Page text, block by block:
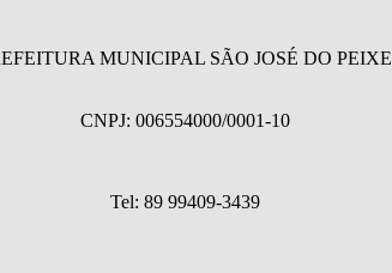
MUNICIPAL SÃO JOSÉ DO PEIXE
CNPJ: 006554000/0001-10
Tel: 89 99409-3439